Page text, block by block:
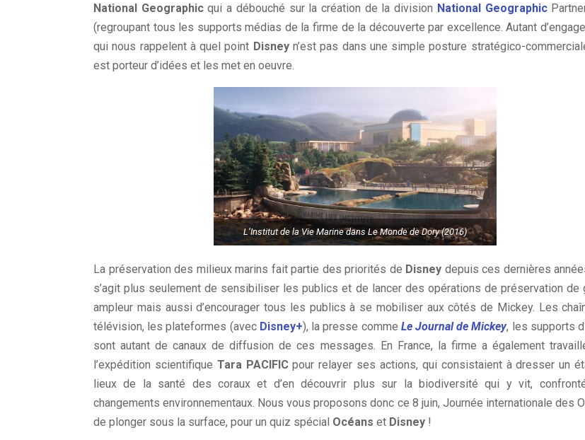
National Geographicqui a débouché sur la création de la division National Geographic
(regroupant tous les supports médias de la firme de la découverte par excellence. Autant
qui nous rappelent à quel point Disneyn’est pas dans une simple posture stratégico-
est porteur d’idées et les met en oeuvre.
L’Institut de la Vie Marine dans Le Monde de Dory (2016)
La préservation des milieux marins fait partie des priorités de Disney depuis ces dernières
s’agit plus seulement de sensibiliser les publics et de lancer des opérations de préservation de
ampleur mais aussi d’encourager tous les publics à se mobiliser aux côtés de Mickey. Les
télévision, les plateformes (avec Disney+), la presse comme Le Journal de Mickey, les supports
sont autant de canaux de diffusion de ces messages. En France, la firme a également
l’expédition scientifique Tara PACIFICpour relayer ses actions, qui consistaient à dresser un
lieux de la santé des coraux et d’en découvrir plus sur la biodiversité qui y vit,
changements environnementaux. Nous vous proposons donc ce 8 juin, Journée internationale des
de plonger sous la surface, pour un quiz spécial Océans et Disney !